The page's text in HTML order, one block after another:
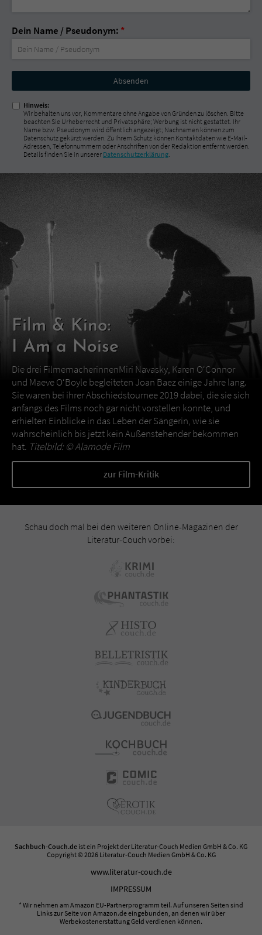
Dein Name / Pseudonym: *
Nicht
ausfüllen!
Hinweis:
Wir behalten uns vor, Kommentare ohne Angabe von Gründen zu löschen. Bitte
beachten Sie Urheberrecht und Privatsphäre; Werbung ist nicht gestattet. Ihr
Name bzw. Pseudonym wird öffentlich angezeigt; Nachnamen können zum
Datenschutz gekürzt werden. Zu Ihrem Schutz können Kontaktdaten wie E-Mail-
Adressen, Telefonnummern oder Anschriften von der Redaktion entfernt werden.
Details finden Sie in unserer Datenschutzerklärung.
Film & Kino:
I Am a Noise
Die drei FilmemacherinnenMiri Navasky, Karen O‘Connor
und Maeve O‘Boyle begleiteten Joan Baez einige Jahre lang.
Sie waren bei ihrer Abschiedstournee 2019 dabei, die sie sich
anfangs des Films noch gar nicht vorstellen konnte, und
erhielten Einblicke in das Leben der Sängerin, wie sie
wahrscheinlich bis jetzt kein Außenstehender bekommen
hat. Titelbild: ©Alamode Film
zur Film-Kritik
Schau doch mal bei den weiteren Online-Magazinen der
Literatur-Couch vorbei:
Sachbuch-Couch.de ist ein Projekt der Literatur-Couch Medien GmbH & Co. KG
Copyright © 2026 Literatur-Couch Medien GmbH & Co. KG
www.literatur-couch.de
IMPRESSUM
* Wir nehmen am Amazon EU-Partnerprogramm teil. Auf unseren Seiten sind
Links zur Seite von Amazon.de eingebunden, an denen wir über
Werbekostenerstattung Geld verdienen können.